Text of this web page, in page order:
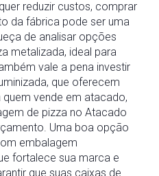
reduzir custos, comprar
da fábrica pode ser uma
de analisar opções
metalizada, ideal para
vale a pena investir
que oferecem
vende em atacado,
de pizza no Atacado
Uma boa opção
embalagem
fortalece sua marca e
que suas caixas de